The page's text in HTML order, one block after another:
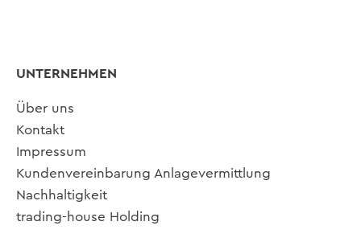
UNTERNEHMEN
Über uns
Kontakt
Impressum
Kundenvereinbarung Anlagevermittlung
Nachhaltigkeit
trading-house Holding